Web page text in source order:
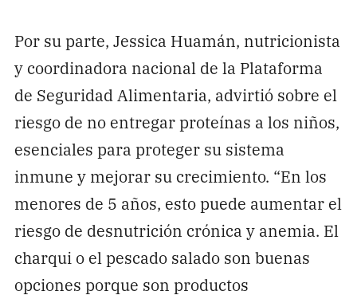
Por su parte, Jessica Huamán, nutricionista
y coordinadora nacional de la Plataforma
de Seguridad Alimentaria, advirtió sobre el
riesgo de no entregar proteínas a los niños,
esenciales para proteger su sistema
inmune y mejorar su crecimiento. “En los
menores de 5 años, esto puede aumentar el
riesgo de desnutrición crónica y anemia. El
charqui o el pescado salado son buenas
opciones porque son productos